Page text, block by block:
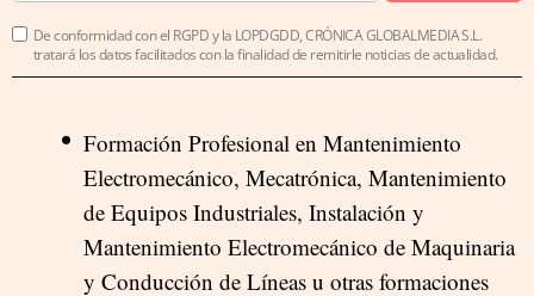
De conformidad con el RGPD y la LOPDGDD, CRÓNICA GLOBALMEDIA S.L.
tratará los datos facilitados con la finalidad de remitirle noticias de actualidad.
Formación Profesional en Mantenimiento
Electromecánico, Mecatrónica, Mantenimiento
de Equipos Industriales, Instalación y
Mantenimiento Electromecánico de Maquinaria
y Conducción de Líneas u otras formaciones